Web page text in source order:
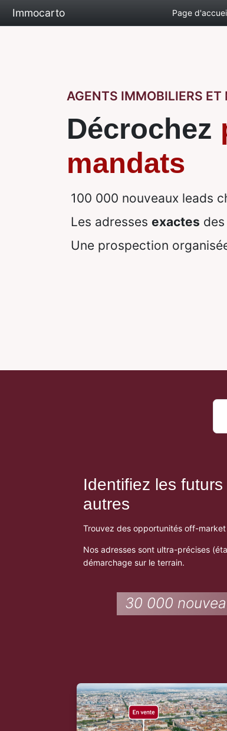
Immocarto Page
AGENTS IMMOBILIERS ET
Décrochez
mandats
100 000 nouveaux leads
Les adresses exactes
Une prospection
Identifiez les
autres
Trouvez des opportunités off-
Nos adresses sont ultra-précises
démarchage sur le terrain.
30 000